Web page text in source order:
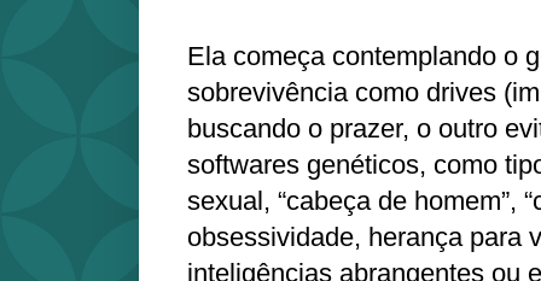
Ela começa contemplando o
sobrevivência como drives
buscando o prazer, o outro
softwares genéticos, como
sexual, “cabeça de homem”,
obsessividade, herança para
inteligências abrangentes ou